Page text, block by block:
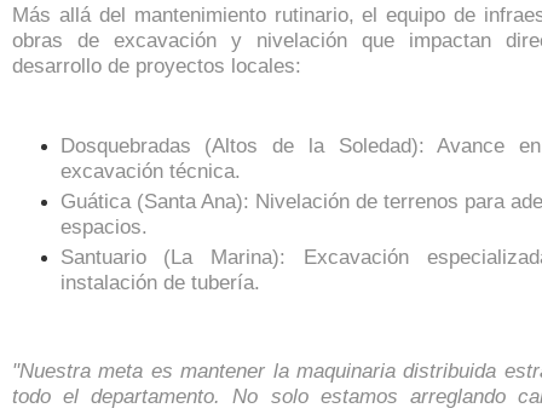
Más allá del mantenimiento rutinario, el equipo de
obras de excavación y nivelación que impactan
desarrollo de proyectos locales:
Dosquebradas (Altos de la Soledad): Avance
excavación técnica.
Guática (Santa Ana): Nivelación de terrenos para
espacios.
Santuario (La Marina): Excavación
instalación de tubería.
"Nuestra meta es mantener la maquinaria distribuida
todo el departamento. No solo estamos arreglando